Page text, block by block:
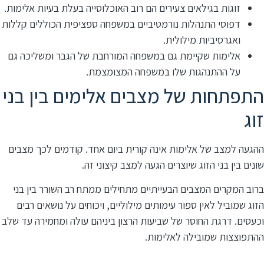
זוגות בגילאים צעירים הם רוב האוכלוסייה בעלת בעיות אלימות.
דפוסי התנהלות נורמטיביים במשפחה ספציפית הכוללים קללות
ואגרסיביות מילולית.
אלימות שקיימת גם במשפחה המורחבת של הגבר ומשליכה גם
על ההתנהגות שלו במשפחה המצומצמת.
התפתחות של מצבים אלימים בין בני
זוג
ההגעה למצב של אלימות אינה קורית ביום אחד. קודמים לכך מצבים
שונים בין בני הזוג שיוצרים הגעה למצב קיצוני זה.
ברוב המקרים המצבים הבעייתיים מתחילים ממתח רב השורר בין בני
הזוג שמוביל לאין ספור עימותים מילוליים, ויכוחים על נושאים רבים
וכעסים. דרגת החוסר של שביעות הרצון ביניהם עולה ומחמירה עד שלב
ההתפוצצות שמובילה לאלימות.